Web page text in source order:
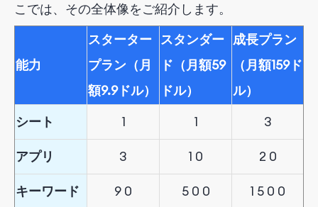
こでは、その全体像をご紹介します。
能力
スターター
プラン（月
額9.9ドル）
スタンダー
ド（月額59
ドル）
成長プラン
（月額159ド
ル）
シート
1 1 3
アプリ 3 1 0 2 0
キーワード 9 0 5 0 0 1 5 0 0